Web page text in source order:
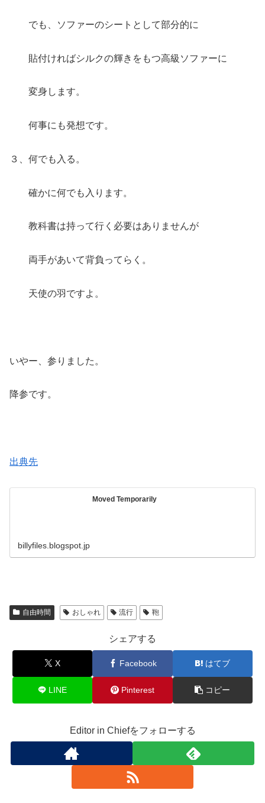
でも、ソファーのシートとして部分的に
貼付ければシルクの輝きをもつ高級ソファーに
変身します。
何事にも発想です。
３、何でも入る。
確かに何でも入ります。
教科書は持って行く必要はありませんが
両手があいて背負ってらく。
天使の羽ですよ。
いやー、参りました。
降参です。
出典先
Moved Temporarily
billyfiles.blogspot.jp
自由時間 おしゃれ 流行 鞄
シェアする
X Facebook はてブ
LINE Pinterest コピー
Editor in Chiefをフォローする